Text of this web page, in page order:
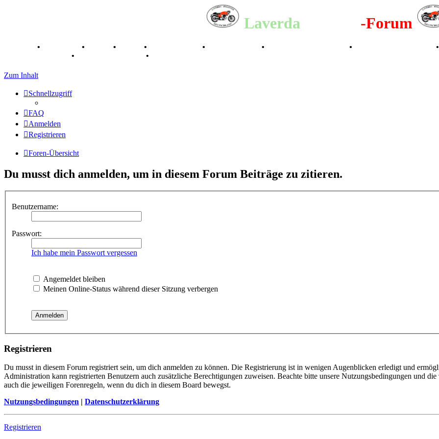
Laverda -Forum
• • • • • • • •
• •
Zum Inhalt
Schnellzugriff
FAQ
Anmelden
Registrieren
Foren-Übersicht
Du musst dich anmelden, um in diesem Forum Beiträge zu zitieren.
Benutzername:
Passwort:
Ich habe mein Passwort vergessen
Angemeldet bleiben
Meinen Online-Status während dieser Sitzung verbergen
Registrieren
Du musst in diesem Forum registriert sein, um dich anmelden zu können. Die Registrierung ist in wenigen Augenblicken erledigt und
Administration kann registrierten Benutzern auch zusätzliche Berechtigungen zuweisen. Beachte bitte unsere Nutzungsbedingungen und
auch die jeweiligen Forenregeln, wenn du dich in diesem Board bewegst.
Nutzungsbedingungen | Datenschutzerklärung
Registrieren